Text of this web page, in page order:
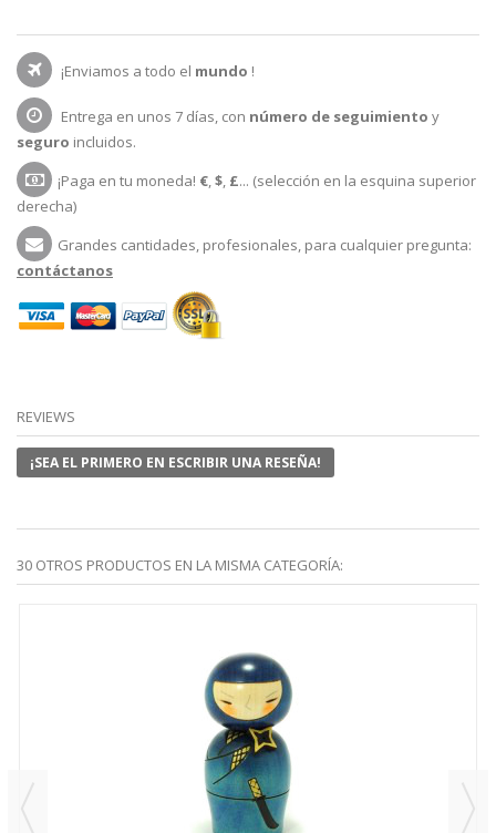
¡Enviamos a todo el mundo !
Entrega en unos 7 días, con número de seguimiento y
seguro incluidos.
¡Paga en tu moneda! €,$, £... (selección en la esquina superior
derecha)
Grandes cantidades, profesionales, para cualquier pregunta:
contáctanos
REVIEWS
¡SEA EL PRIMERO EN ESCRIBIR UNA RESEÑA!
30 OTROS PRODUCTOS EN LA MISMA CATEGORÍA: